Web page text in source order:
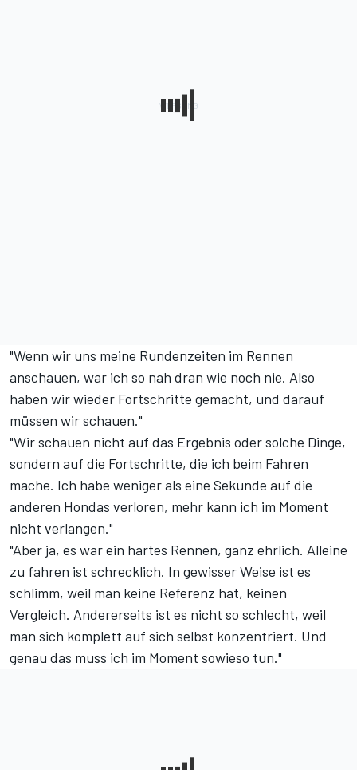
"Wenn wir uns meine Rundenzeiten im Rennen
anschauen, war ich so nah dran wie noch nie. Also
haben wir wieder Fortschritte gemacht, und darauf
müssen wir schauen."
"Wir schauen nicht auf das Ergebnis oder solche Dinge,
sondern auf die Fortschritte, die ich beim Fahren
mache. Ich habe weniger als eine Sekunde auf die
anderen Hondas verloren, mehr kann ich im Moment
nicht verlangen."
"Aber ja, es war ein hartes Rennen, ganz ehrlich. Alleine
zu fahren ist schrecklich. In gewisser Weise ist es
schlimm, weil man keine Referenz hat, keinen
Vergleich. Andererseits ist es nicht so schlecht, weil
man sich komplett auf sich selbst konzentriert. Und
genau das muss ich im Moment sowieso tun."